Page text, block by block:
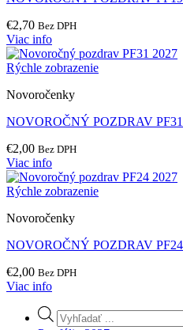
€2,70 Bez DPH
Viac info
Rýchle zobrazenie
Novoročenky
NOVOROČNÝ POZDRAV
€2,00 Bez DPH
Viac info
Rýchle zobrazenie
Novoročenky
NOVOROČNÝ POZDRAV
€2,00 Bez DPH
Viac info
Products
search